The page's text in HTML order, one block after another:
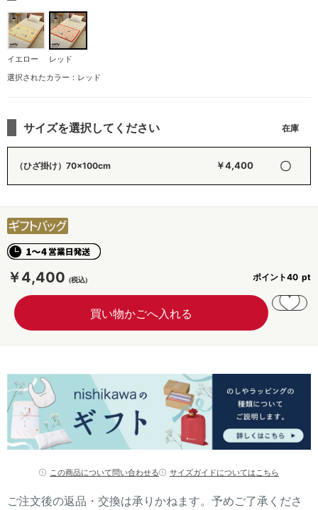
￥4,400 ポイント40
イエロー
レッド
選択されたカラー：レッド
サイズを選択してください
（ひざ掛け）70×100cm ￥4,400 〇
この商品について問い合わせる サイズガイドについてはこちら
ご注文後の返品・交換は承りかねます。予めご了承くださ